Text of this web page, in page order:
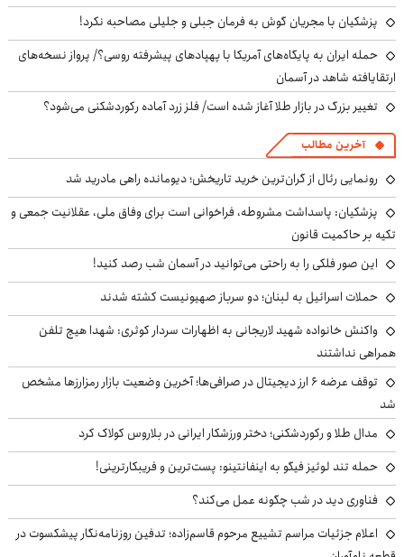
پزشکیان با مجریان گوش به فرمان جبلی و جلیلی مصاحبه نکرد!
حمله ایران به پایگاه‌های آمریکا با پهپادهای پیشرفته روسی؟/ پرواز نسخه‌های
ارتقایافته شاهد در آسمان
تغییر بزرگ در بازار طلا آغاز شده است/ فلز زرد آماده رکوردشکنی می‌شود؟
آخرین مطالب
رونمایی رئال از گران‌ترین خرید تاریخش؛ دیومانده راهی مادرید شد
پزشکیان: پاسداشت مشروطه، فراخوانی است برای وفاق ملی، عقلانیت جمعی و
تکیه بر حاکمیت قانون
این صور فلکی را به راحتی می‌توانید در آسمان شب رصد کنید!
حملات اسرائیل به لبنان؛ دو سرباز صهیونیست کشته شدند
واکنش خانواده شهید لاریجانی به اظهارات سردار کوثری: شهدا هیچ تلفن
همراهی نداشتند
توقف عرضه ۶ ارز دیجیتال در صرافی‌ها؛ آخرین وضعیت بازار رمزارزها مشخص
شد
مدال طلا و رکوردشکنی؛ دختر ورزشکار ایرانی در بلاروس کولاک کرد
حمله تند لوئیز فیگو به اینفانتینو: پست‌ترین و فریبکارترینی!
فناوری دید در شب چگونه عمل می‌کند؟
اعلام جزئیات مراسم تشییع مرحوم قاسم‌زاده؛ تدفین روزنامه‌نگار پیشکسوت در